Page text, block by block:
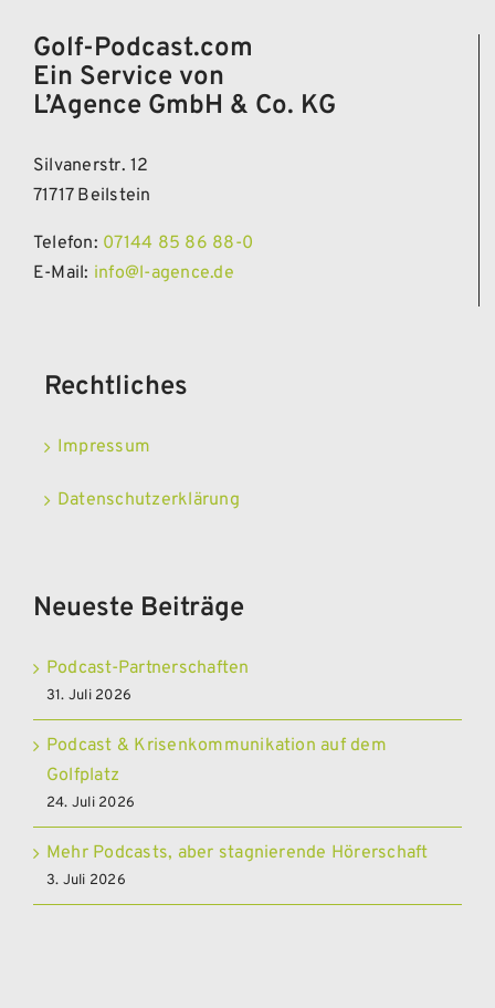
Golf-Podcast.com
Ein Service von
L’Agence GmbH & Co. KG
Silvanerstr. 12
71717 Beilstein
Telefon: 07144 85 86 88-0
E-Mail: info@l-agence.de
Rechtliches
Impressum
Datenschutzerklärung
Neueste Beiträge
Podcast-Partnerschaften
31. Juli 2026
Podcast & Krisenkommunikation auf dem
Golfplatz
24. Juli 2026
Mehr Podcasts, aber stagnierende Hörerschaft
3. Juli 2026